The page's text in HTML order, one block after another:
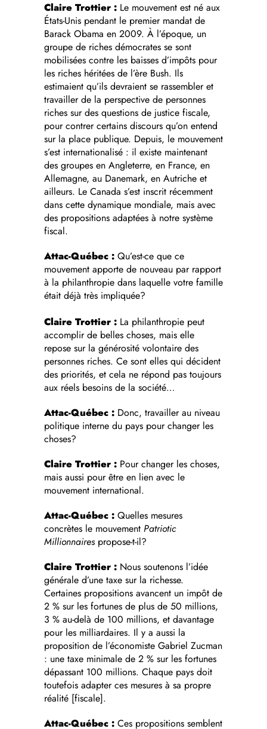
Claire Trottier : Le mouvement est né aux
États-Unis pendant le premier mandat de
Barack Obama en 2009. À l’époque, un
groupe de riches démocrates se sont
mobilisées contre les baisses d’impôts pour
les riches héritées de l’ère Bush. Ils
estimaient qu’ils devraient se rassembler et
travailler de la perspective de personnes
riches sur des questions de justice fiscale,
pour contrer certains discours qu’on entend
sur la place publique. Depuis, le mouvement
s’est internationalisé : il existe maintenant
des groupes en Angleterre, en France, en
Allemagne, au Danemark, en Autriche et
ailleurs. Le Canada s’est inscrit récemment
dans cette dynamique mondiale, mais avec
des propositions adaptées à notre système
fiscal.
Attac-Québec : Qu’est-ce que ce
mouvement apporte de nouveau par rapport
à la philanthropie dans laquelle votre famille
était déjà très impliquée?
Claire Trottier : La philanthropie peut
accomplir de belles choses, mais elle
repose sur la générosité volontaire des
personnes riches. Ce sont elles qui décident
des priorités, et cela ne répond pas toujours
aux réels besoins de la société…
Attac-Québec : Donc, travailler au niveau
politique interne du pays pour changer les
choses?
Claire Trottier : Pour changer les choses,
mais aussi pour être en lien avec le
mouvement international.
Attac-Québec : Quelles mesures
concrètes le mouvement Patriotic
Millionnairespropose-t-il?
Claire Trottier : Nous soutenons l’idée
générale d’une taxe sur la richesse.
Certaines propositions avancent un impôt de
2 % sur les fortunes de plus de 50 millions,
3 % au-delà de 100 millions, et davantage
pour les milliardaires. Il y a aussi la
proposition de l’économiste Gabriel Zucman
: une taxe minimale de 2 % sur les fortunes
dépassant 100 millions. Chaque pays doit
toutefois adapter ces mesures à sa propre
réalité [fiscale].
Attac-Québec : Ces propositions semblent